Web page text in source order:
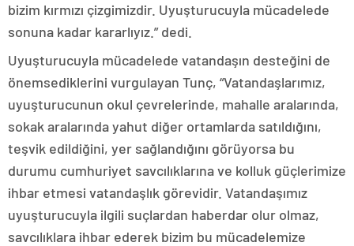
bizim kırmızı çizgimizdir. Uyuşturucuyla mücadelede
sonuna kadar kararlıyız.” dedi.
Uyuşturucuyla mücadelede vatandaşın desteğini de
önemsediklerini vurgulayan Tunç, “Vatandaşlarımız,
uyuşturucunun okul çevrelerinde, mahalle aralarında,
sokak aralarında yahut diğer ortamlarda satıldığını,
teşvik edildiğini, yer sağlandığını görüyorsa bu
durumu cumhuriyet savcılıklarına ve kolluk güçlerimize
ihbar etmesi vatandaşlık görevidir. Vatandaşımız
uyuşturucuyla ilgili suçlardan haberdar olur olmaz,
savcılıklara ihbar ederek bizim bu mücadelemize